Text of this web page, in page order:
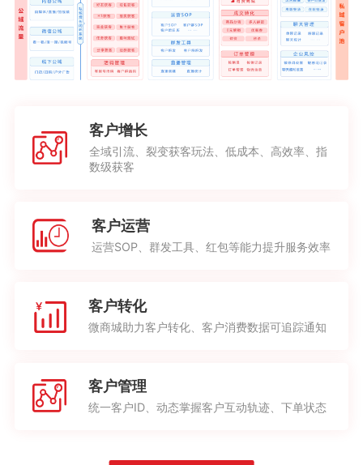
客户增长
全域引流、裂变获客玩法、低成本、高效率、指
数级获客
客户运营
运营SOP、群发工具、红包等能力提升服务效率
客户转化
微商城助力客户转化、客户消费数据可追踪通知
客户管理
统一客户ID、动态掌握客户互动轨迹、下单状态